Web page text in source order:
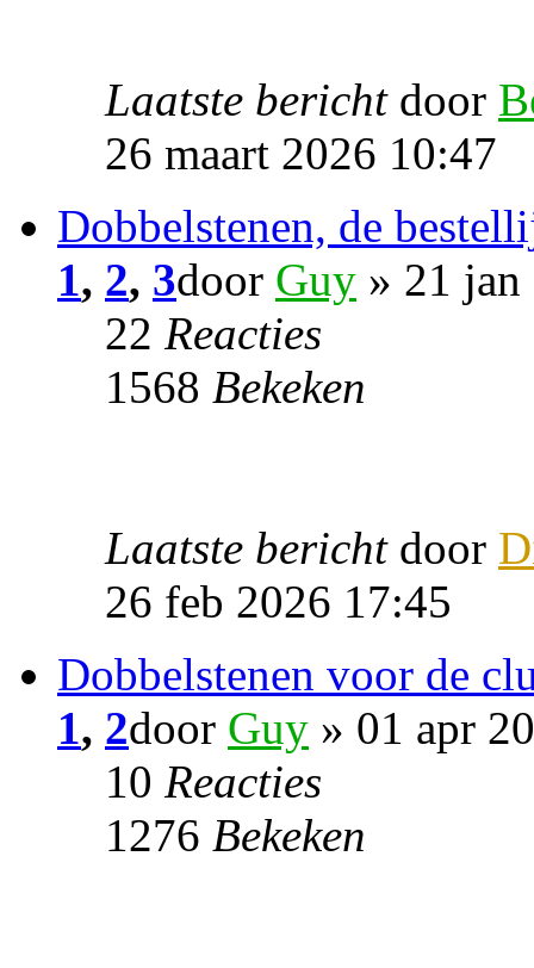
Laatste bericht door
26 maart 2026 10:47
Dobbelstenen, de
1, 2, 3door Guy » 21
22 Reacties
1568 Bekeken
Laatste bericht door
26 feb 2026 17:45
Dobbelstenen voor de
1, 2door Guy » 01 apr
10 Reacties
1276 Bekeken